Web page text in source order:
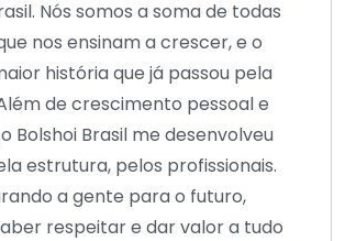
Nós somos a soma de todas
nos ensinam a crescer, e o
história que já passou pela
de crescimento pessoal e
Bolshoi Brasil me desenvolveu
estrutura, pelos profissionais.
a gente para o futuro,
respeitar e dar valor a tudo